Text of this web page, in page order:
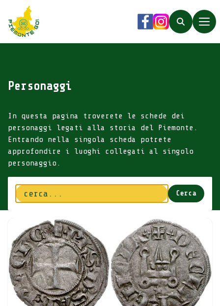
Piemonte Go!
Facebook
Instagram
Search
Personaggi
In questa pagina troverete le schede dei
personaggi legati alla storia del Piemonte.
Entrando nella singola scheda potrete
approfondire i luoghi collegati al singolo
personaggio.
Cerca Cerca